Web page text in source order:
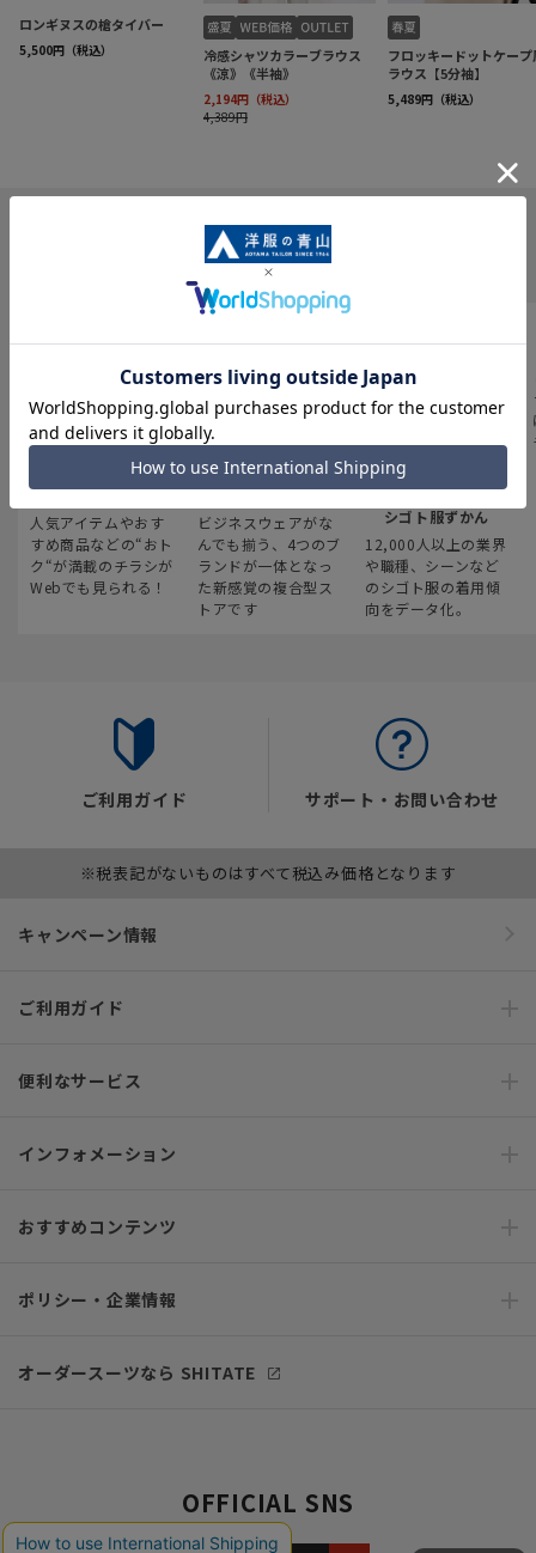
INFORMATION
最新のお買い得情報
人気アイテムやおす
すめ商品などの“おト
ク“が満載のチラシが
Webでも見られる！
スーツスクエア
ビジネスウェアがな
んでも揃う、4つのブ
ランドが一体となっ
た新感覚の複合型ス
トアです
みんなの
シゴト服ずかん
12,000人以上の業界
や職種、シーンなど
のシゴト服の着用傾
向をデータ化。
ご利用ガイド サポート・お問い合わせ
※税表記がないものはすべて税込み価格となります
キャンペーン情報
ご利用ガイド
便利なサービス
インフォメーション
おすすめコンテンツ
ポリシー・企業情報
オーダースーツなら SHITATE
OFFICIAL SNS